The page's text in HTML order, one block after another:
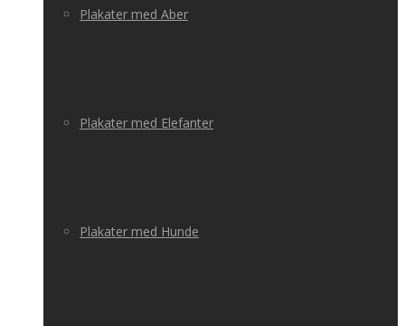
Plakater med Aber
Plakater med Elefanter
Plakater med Hunde